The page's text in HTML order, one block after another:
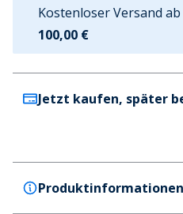
Kostenloser Versand
100,00 €
Jetzt kaufen, später
Produktinformationen